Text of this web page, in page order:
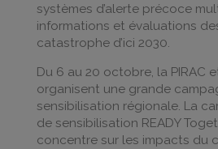
systèmes d’alerte précoce
informations et évaluations
catastrophe d’ici 2030.
Du 6 au 20 octobre, la PIRAC
organisent une grande
sensibilisation régionale. La
de sensibilisation READY
concentre sur les impacts du